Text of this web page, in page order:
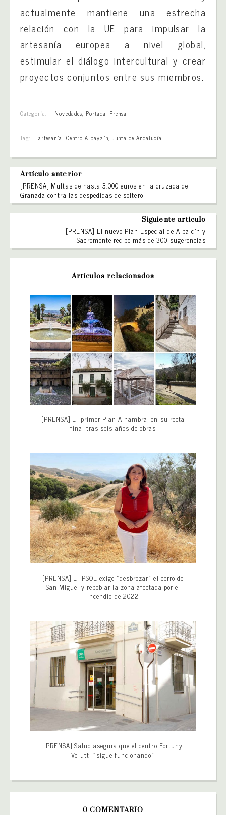
actualmente mantiene una estrecha
relación con la UE para impulsar la
artesanía europea a nivel global,
estimular el diálogo intercultural y crear
proyectos conjuntos entre sus miembros.
Categoría: Novedades Portada Prensa
Tag: artesanía Centro Albayzín ,Junta de Andalucía
Artículo anterior
[PRENSA] Multas de hasta 3.000 euros en la cruzada de
Granada contra las despedidas de soltero
Siguiente artículo
[PRENSA] El nuevo Plan Especial de Albaicín y
Sacromonte recibe más de 300 sugerencias
Artículos relacionados
[PRENSA] El primer Plan Alhambra, en su recta
final tras seis años de obras
[PRENSA] El PSOE exige «desbrozar» el cerro de
San Miguel y repoblar la zona afectada por el
incendio de 2022
[PRENSA] Salud asegura que el centro Fortuny
Velutti «sigue funcionando»
0 COMENTARIO